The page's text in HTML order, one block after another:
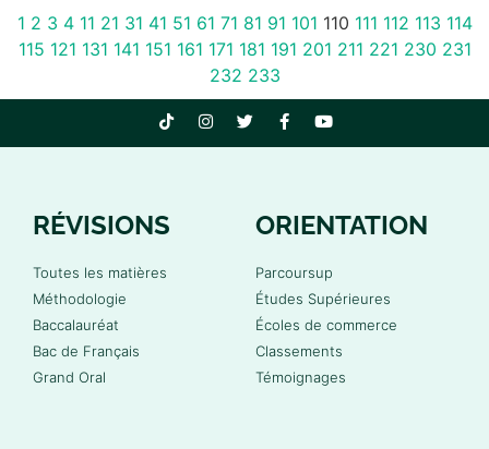
1 2 3 4 11 21 31 41 51 61 71 81 91 101 110 111 112 113 114
115 121 131 141 151 161 171 181 191 201 211 221 230 231
232 233
RÉVISIONS
Toutes les matières
Méthodologie
Baccalauréat
Bac de Français
Grand Oral
ORIENTATION
Parcoursup
Études Supérieures
Écoles de commerce
Classements
Témoignages